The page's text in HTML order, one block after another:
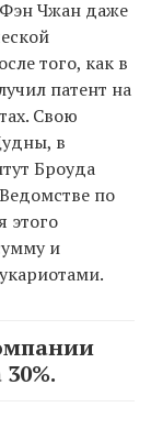
Чжан даже
того, как в
патент на
Свою
в
Броуда
по
этого
и